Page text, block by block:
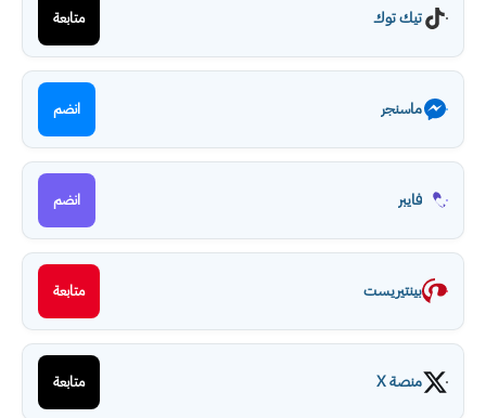
تيك توك متابعة
ماسنجر انضم
فايبر انضم
بينتيريست متابعة
منصة X متابعة